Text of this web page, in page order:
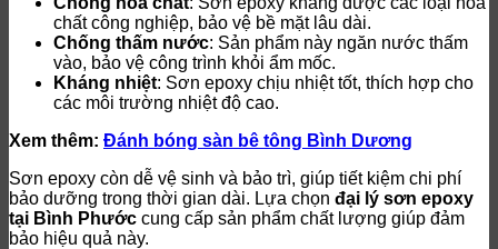
chất công nghiệp, bảo vệ bề mặt lâu dài.
Chống thấm nước: Sản phẩm này ngăn nước thấm
vào, bảo vệ công trình khỏi ẩm mốc.
Kháng nhiệt: Sơn epoxy chịu nhiệt tốt, thích hợp cho
các môi trường nhiệt độ cao.
Xem thêm: Đánh bóng sàn bê tông Bình Dương
Sơn epoxy còn dễ vệ sinh và bảo trì, giúp tiết kiệm chi phí
bảo dưỡng trong thời gian dài. Lựa chọn đại lý sơn epoxy
tại Bình Phước cung cấp sản phẩm chất lượng giúp đảm
bảo hiệu quả này.